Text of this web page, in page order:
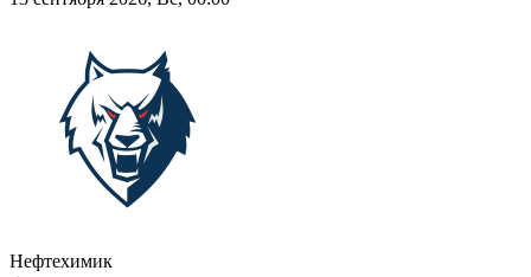
Нефтехимик